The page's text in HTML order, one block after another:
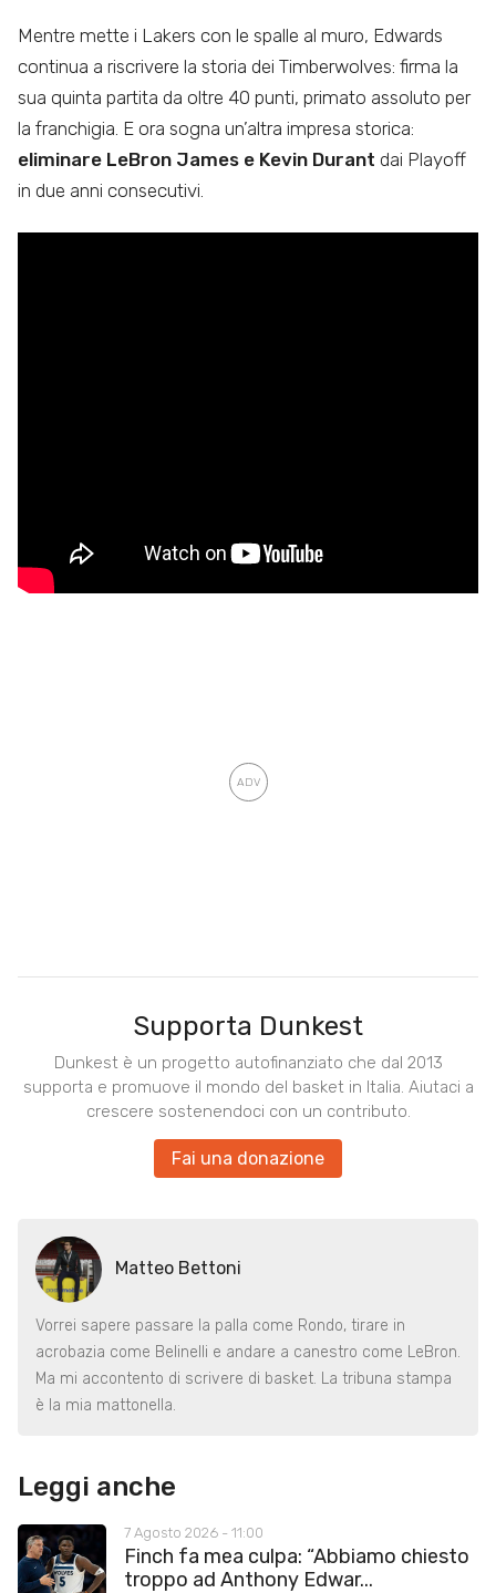
Mentre mette i Lakers con le spalle al muro, Edwards
continua a riscrivere la storia dei Timberwolves: firma la
sua quinta partita da oltre 40 punti, primato assoluto per
la franchigia. E ora sogna un’altra impresa storica:
eliminare LeBron James e Kevin Durant dai Playoff
in due anni consecutivi.
Supporta Dunkest
Dunkest è un progetto autofinanziato che dal 2013
supporta e promuove il mondo del basket in Italia. Aiutaci a
crescere sostenendoci con un contributo.
Fai una donazione
Matteo Bettoni
Vorrei sapere passare la palla come Rondo, tirare in
acrobazia come Belinelli e andare a canestro come LeBron.
Ma mi accontento di scrivere di basket. La tribuna stampa
è la mia mattonella.
Leggi anche
7 Agosto 2026 - 11:00
Finch fa mea culpa: “Abbiamo chiesto
troppo ad Anthony Edwar...